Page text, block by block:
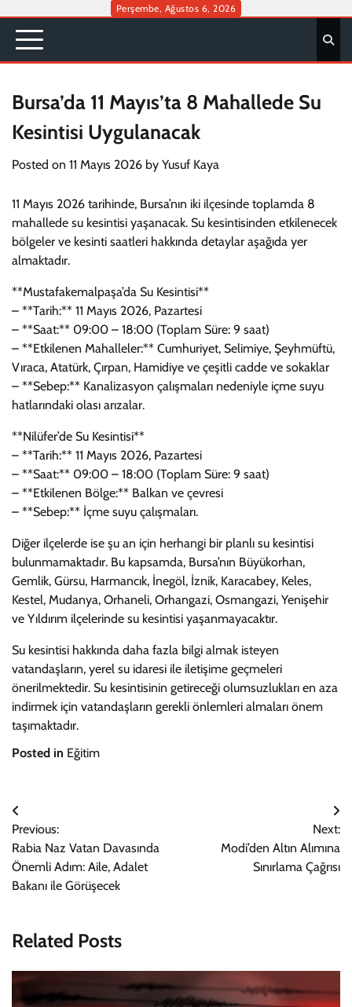
content
Perşembe, Ağustos 6, 2026
Bursa’da 11 Mayıs’ta 8 Mahallede Su
Kesintisi Uygulanacak
Posted on 11 Mayıs 2026 by Yusuf Kaya
11 Mayıs 2026 tarihinde, Bursa’nın iki ilçesinde toplamda 8
mahallede su kesintisi yaşanacak. Su kesintisinden etkilenecek
bölgeler ve kesinti saatleri hakkında detaylar aşağıda yer
almaktadır.
**Mustafakemalpaşa’da Su Kesintisi**
– **Tarih:** 11 Mayıs 2026, Pazartesi
– **Saat:** 09:00 – 18:00 (Toplam Süre: 9 saat)
– **Etkilenen Mahalleler:** Cumhuriyet, Selimiye, Şeyhmüftü,
Vıraca, Atatürk, Çırpan, Hamidiye ve çeşitli cadde ve sokaklar
– **Sebep:** Kanalizasyon çalışmaları nedeniyle içme suyu
hatlarındaki olası arızalar.
**Nilüfer’de Su Kesintisi**
– **Tarih:** 11 Mayıs 2026, Pazartesi
– **Saat:** 09:00 – 18:00 (Toplam Süre: 9 saat)
– **Etkilenen Bölge:** Balkan ve çevresi
– **Sebep:** İçme suyu çalışmaları.
Diğer ilçelerde ise şu an için herhangi bir planlı su kesintisi
bulunmamaktadır. Bu kapsamda, Bursa’nın Büyükorhan,
Gemlik, Gürsu, Harmancık, İnegöl, İznik, Karacabey, Keles,
Kestel, Mudanya, Orhaneli, Orhangazi, Osmangazi, Yenişehir
ve Yıldırım ilçelerinde su kesintisi yaşanmayacaktır.
Su kesintisi hakkında daha fazla bilgi almak isteyen
vatandaşların, yerel su idaresi ile iletişime geçmeleri
önerilmektedir. Su kesintisinin getireceği olumsuzlukları en aza
indirmek için vatandaşların gerekli önlemleri almaları önem
taşımaktadır.
Posted in Eğitim
Yazı
gezinmesi
Previous:
Rabia Naz Vatan Davasında
Önemli Adım: Aile, Adalet
Bakanı ile Görüşecek
Next:
Modi’den Altın Alımına
Sınırlama Çağrısı
Related Posts